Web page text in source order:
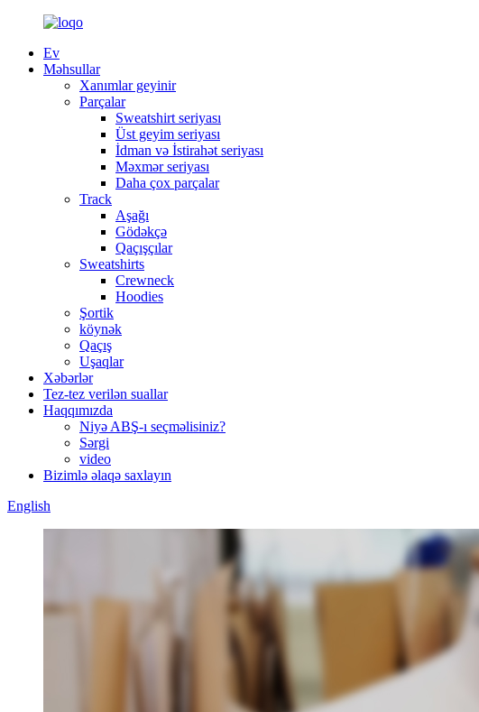
Ev
Məhsullar
Xanımlar geyinir
Parçalar
Sweatshirt seriyası
Üst geyim seriyası
İdman və İstirahət seriyası
Məxmər seriyası
Daha çox parçalar
Track
Aşağı
Gödəkçə
Qaçışçılar
Sweatshirts
Crewneck
Hoodies
Şortik
köynək
Qaçış
Uşaqlar
Xəbərlər
Tez-tez verilən suallar
Haqqımızda
Niyə ABŞ-ı seçməlisiniz?
Sərgi
video
Bizimlə əlaqə saxlayın
English